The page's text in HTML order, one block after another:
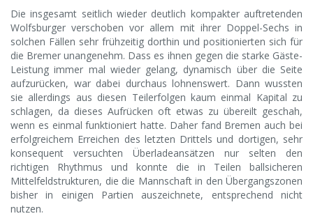
Die insgesamt seitlich wieder deutlich kompakter auftretenden
Wolfsburger verschoben vor allem mit ihrer Doppel-Sechs in
solchen Fällen sehr frühzeitig dorthin und positionierten sich für
die Bremer unangenehm. Dass es ihnen gegen die starke Gäste-
Leistung immer mal wieder gelang, dynamisch über die Seite
aufzurücken, war dabei durchaus lohnenswert. Dann wussten
sie allerdings aus diesen Teilerfolgen kaum einmal Kapital zu
schlagen, da dieses Aufrücken oft etwas zu übereilt geschah,
wenn es einmal funktioniert hatte. Daher fand Bremen auch bei
erfolgreichem Erreichen des letzten Drittels und dortigen, sehr
konsequent versuchten Überladeansätzen nur selten den
richtigen Rhythmus und konnte die in Teilen ballsicheren
Mittelfeldstrukturen, die die Mannschaft in den Übergangszonen
bisher in einigen Partien auszeichnete, entsprechend nicht
nutzen.